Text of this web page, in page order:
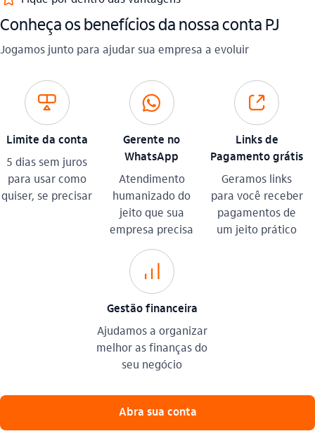
​Conheça os benefícios da nossa conta PJ​
Jogamos junto para ajudar sua empresa a evoluir​
limite_outline
Limite da conta
5 dias sem juros
para usar como
quiser, se precisar
whatsapp_outline
Gerente no
WhatsApp
Atendimento
humanizado do
jeito que sua
empresa precisa
link_externo_outline
Links de
Pagamento grátis
Geramos links
para você receber
pagamentos de
um jeito prático
investimento_outline
Gestão financeira
Ajudamos a organizar
melhor as finanças do
seu negócio​
Abra sua conta